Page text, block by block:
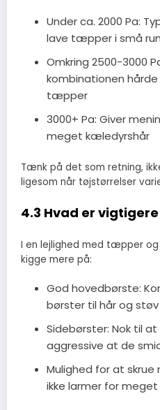
Under ca. 2000 Pa:
lave tæpper i små
Omkring 2500-3000
kombinationen
tæpper
3000+ Pa: Giver
meget kæledyrshår
Tænk på det som retning,
ligesom når tøjstørrelser
4.3 Hvad er
I en lejlighed med tæpper
kigge mere på:
God hovedbørste:
børster til hår og støv
Sidebørster: Nok til
aggressive at de
Mulighed for at skrue
ikke larmer for